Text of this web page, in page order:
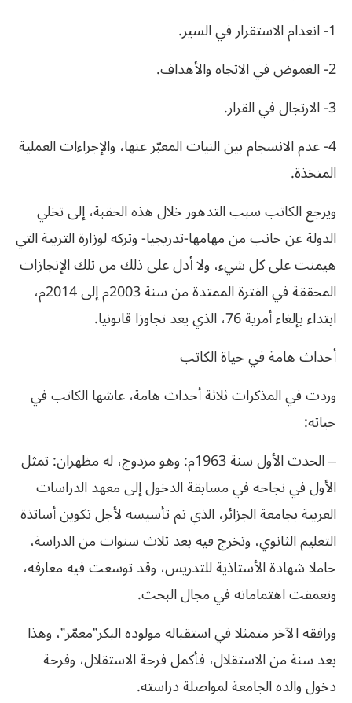
1- انعدام الاستقرار في السير.
2- الغموض في الاتجاه والأهداف.
3- الارتجال في القرار.
4- عدم الانسجام بين النيات المعبّر عنها، والإجراءات العملية
المتخذة.
ويرجع الكاتب سبب التدهور خلال هذه الحقبة، إلى تخلي
الدولة عن جانب من مهامها-تدريجيا- وتركه لوزارة التربية التي
هيمنت على كل شيء، ولا أدل على ذلك من تلك الإنجازات
المحققة في الفترة الممتدة من سنة 2003م إلى 2014م،
ابتداء بإلغاء أمرية 76، الذي يعد تجاوزا قانونيا.
أحداث هامة في حياة الكاتب
وردت في المذكرات ثلاثة أحداث هامة، عاشها الكاتب في
حياته:
– الحدث الأول سنة 1963م: وهو مزدوج، له مظهران: تمثل
الأول في نجاحه في مسابقة الدخول إلى معهد الدراسات
العربية بجامعة الجزائر، الذي تم تأسيسه لأجل تكوين أساتذة
التعليم الثانوي، وتخرج فيه بعد ثلاث سنوات من الدراسة،
حاملا شهادة الأستاذية للتدريس، وقد توسعت فيه معارفه،
وتعمقت اهتماماته في مجال البحث.
ورافقه الآخر متمثلا في استقباله مولوده البكر”معمّر”، وهذا
بعد سنة من الاستقلال، فأكمل فرحة الاستقلال، وفرحة
دخول والده الجامعة لمواصلة دراسته.